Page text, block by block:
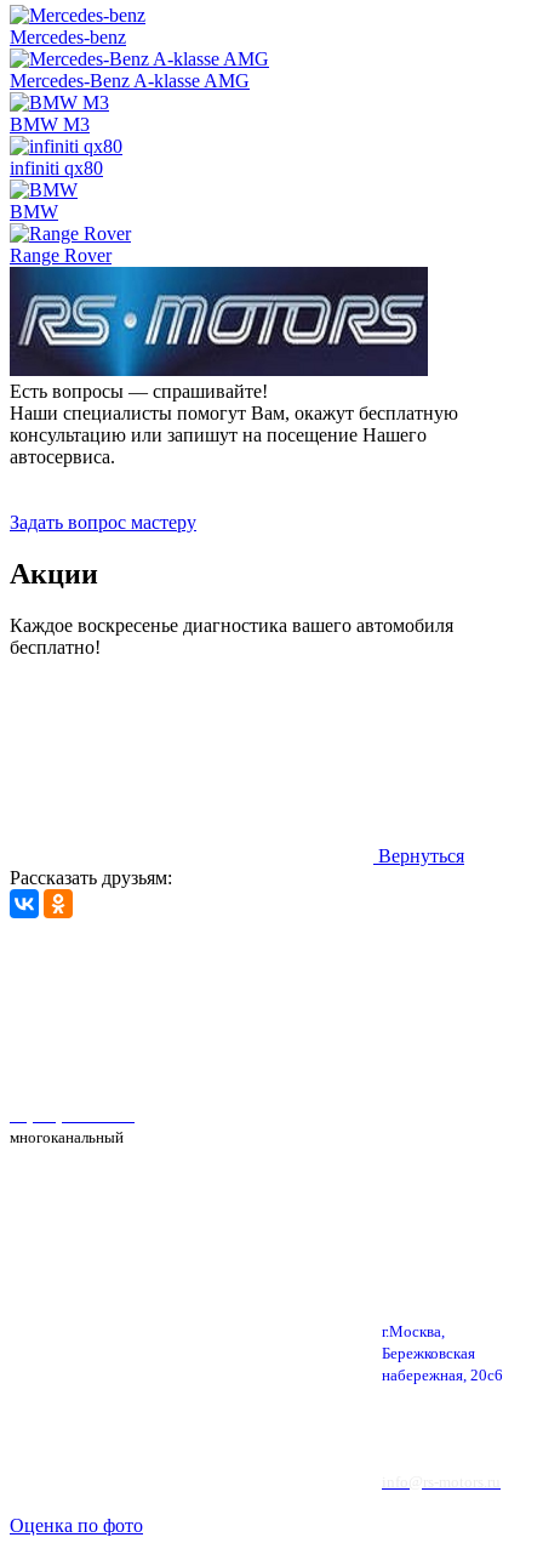
Mercedes-benz
Mercedes-Benz A-klasse AMG
BMW M3
infiniti qx80
BMW
Range Rover
Есть вопросы — спрашивайте!
Наши специалисты помогут Вам, окажут бесплатную
консультацию или запишут на посещение Нашего
автосервиса.
Задать вопрос мастеру
Акции
Каждое воскресенье диагностика вашего автомобиля
бесплатно!
Вернуться
Рассказать друзьям:
многоканальный
г.Москва,
Бережковская
набережная, 20с6
Оценка по фото